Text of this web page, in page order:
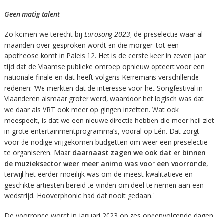
Geen matig talent
Zo komen we terecht bij Eurosong 2023, de preselectie waar al
maanden over gesproken wordt en die morgen tot een
apotheose komt in Paleis 12. Het is de eerste keer in zeven jaar
tijd dat de Vlaamse publieke omroep opnieuw opteert voor een
nationale finale en dat heeft volgens Kerremans verschillende
redenen: ‘We merkten dat de interesse voor het Songfestival in
Vlaanderen alsmaar groter werd, waardoor het logisch was dat
we daar als VRT ook meer op gingen inzetten. Wat ook
meespeelt, is dat we een nieuwe directie hebben die meer heil ziet
in grote entertainmentprogramma’s, vooral op Eén. Dat zorgt
voor de nodige vrijgekomen budgetten om weer een preselectie
te organiseren. Maar daarnaast zagen we ook dat er binnen
de muzieksector weer meer animo was voor een voorronde,
terwijl het eerder moeilijk was om de meest kwalitatieve en
geschikte artiesten bereid te vinden om deel te nemen aan een
wedstrijd. Hooverphonic had dat nooit gedaan.’